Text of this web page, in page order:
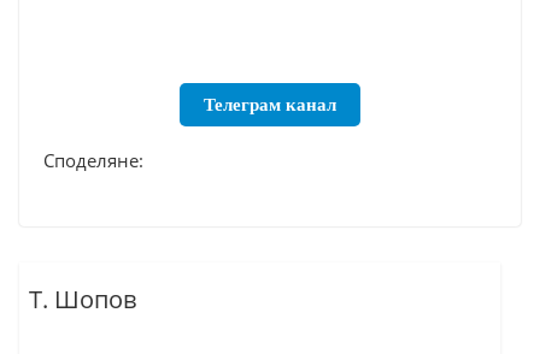
Телеграм канал
Споделяне:
Т. Шопов